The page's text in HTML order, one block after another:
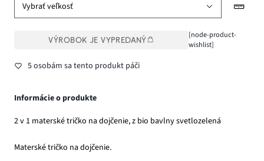
Vybrať veľkosť
VÝROBOK JE VYPREDANÝ
[node-product-
wishlist]
5 osobám sa tento produkt páči
Informácie o produkte
2 v 1 materské tričko na dojčenie, z bio bavlny svetlozelená
Materské tričko na dojčenie.